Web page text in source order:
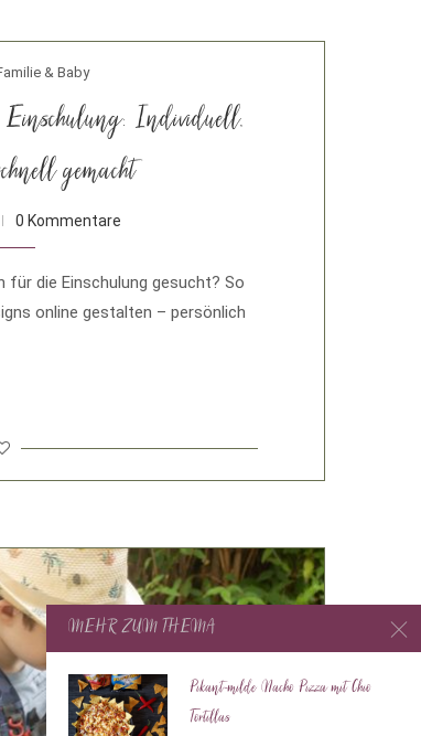
& Baby
Individuell,
gemacht
0 Kommentare
für die Einschulung gesucht? So
online gestalten – persönlich
MEHR ZUM THEMA
Pikant-milde Nacho Pizza mit Chio
Tortillas